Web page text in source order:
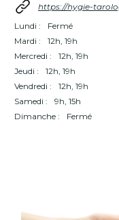
https://hygie-
Lundi :
Fermé
Mardi :
12h, 19h
Mercredi :
12h, 19h
Jeudi :
12h, 19h
Vendredi :
12h, 19h
Samedi :
9h, 15h
Dimanche :
Fermé